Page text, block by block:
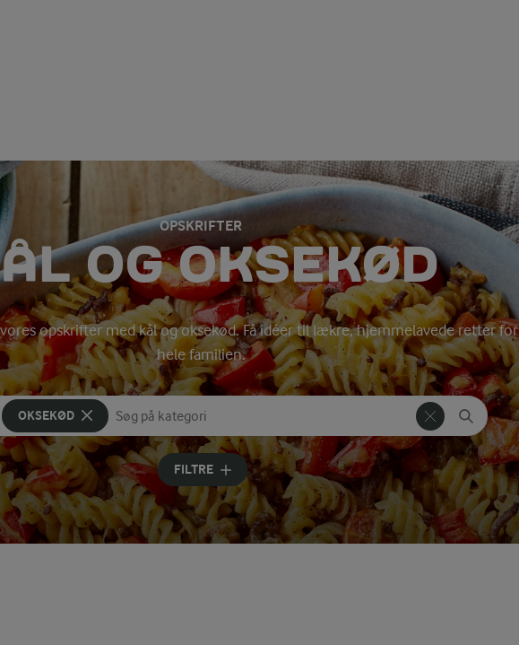
OPSKRIFTER
OG OKSEKØD
opskrifter med kål og oksekød. Få idéer til lækre, hjemmelavede retter for
hele familien.
OKSEKØD
Søg på kategori
Indtast søgeord for at søge
FILTRE